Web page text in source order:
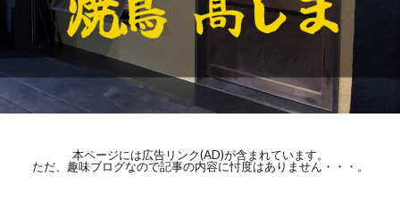
本ページには広告リンク(AD)が含まれています。
ただ、趣味ブログなので記事の内容に忖度はありません・・・。